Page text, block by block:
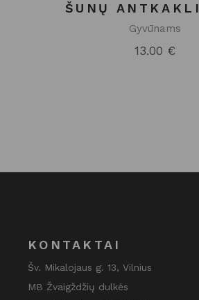
ŠUNŲ
Gyvūnams
13.00 €
KONTAKTAI
Šv. Mikalojaus g. 13, Vilnius
MB Žvaigždžių dulkės